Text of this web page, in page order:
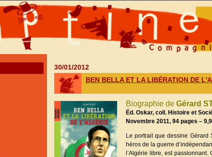
30/01/2012
BEN BELLA ET LA LIBÉRATION DE
Biographie de Gérard
Éd. Oskar, coll. Histoire et
Novembre 2011, 94 pages –
Le portrait que dessine Gérard
héros de la guerre
l’Algérie libre, est passionnant.